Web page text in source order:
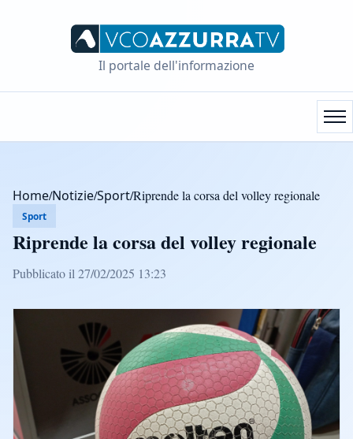
Il portale dell'informazione
Home/Notizie/Sport/Riprende la corsa del volley regionale
Sport
Riprende la corsa del volley regionale
Pubblicato il 27/02/2025 13:23